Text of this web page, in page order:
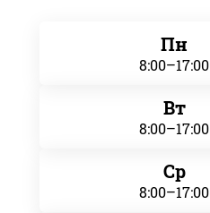
Пн
8:00–17:00
Вт
8:00–17:00
Ср
8:00–17:00